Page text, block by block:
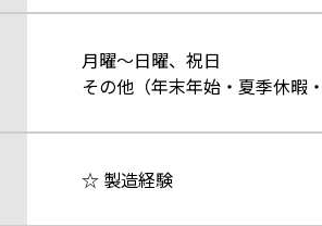
月曜～日曜、祝日
その他（年末年始・夏季休暇・
☆ 製造経験